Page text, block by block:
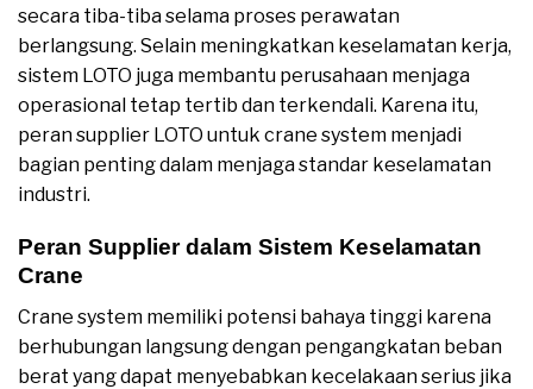
secara tiba-tiba selama proses perawatan
berlangsung. Selain meningkatkan keselamatan kerja,
sistem LOTO juga membantu perusahaan menjaga
operasional tetap tertib dan terkendali. Karena itu,
peran supplier LOTO untuk crane system menjadi
bagian penting dalam menjaga standar keselamatan
industri.
Peran Supplier dalam Sistem Keselamatan
Crane
Crane system memiliki potensi bahaya tinggi karena
berhubungan langsung dengan pengangkatan beban
berat yang dapat menyebabkan kecelakaan serius jika